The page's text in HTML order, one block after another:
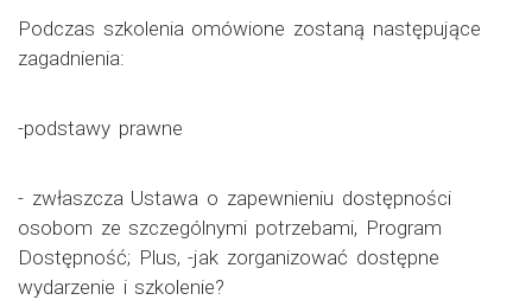
Podczas szkolenia omówione zostaną następujące
zagadnienia:
-podstawy prawne
- zwłaszcza Ustawa o zapewnieniu dostępności
osobom ze szczególnymi potrzebami, Program
Dostępność; Plus, -jak zorganizować dostępne
wydarzenie i szkolenie?